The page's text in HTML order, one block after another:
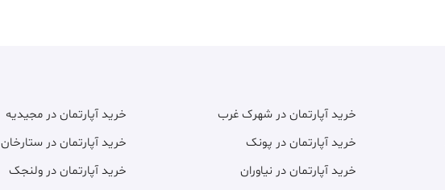
خرید آپارتمان در شهرک غرب
خرید آپارتمان در پونک
خرید آپارتمان در نیاوران
خرید آپارتمان در مجیدیه
خرید آپارتمان در ستارخان
خرید آپارتمان در ولنجک